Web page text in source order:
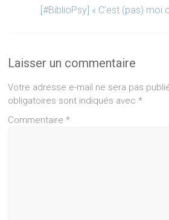
[#BiblioPsy] « C’est (pas) moi
Laisser un commentaire
Votre adresse e-mail ne sera pas
obligatoires sont indiqués avec*
Commentaire*